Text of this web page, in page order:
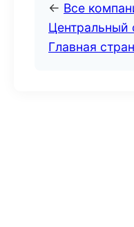
← Все
Центральный
Главная